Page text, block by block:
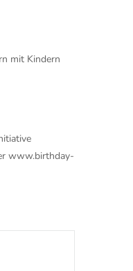
mit Kindern
www.birthday-